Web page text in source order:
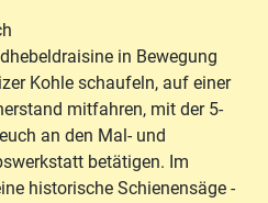
in Bewegung
Kohle schaufeln, auf einer
mitfahren, mit der 5-
an den Mal- und
betätigen. Im
historische Schienensäge -